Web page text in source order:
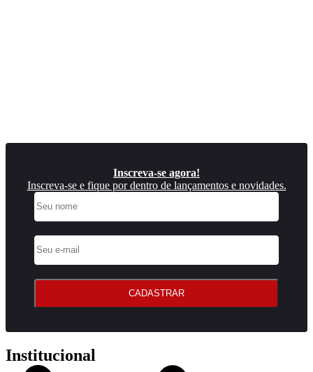
Inscreva-se agora!
Inscreva-se e fique por dentro de lançamentos e novidades.
CADASTRAR
Institucional